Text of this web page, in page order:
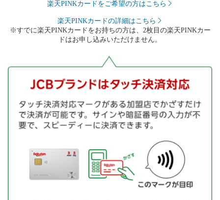
楽天PINKカードをご希望の方はこちら
楽天PINKカードの詳細はこちら
※すでに楽天PINKカードをお持ちの方は、2枚目の楽天PINKカー
ドはお申し込みいただけません。